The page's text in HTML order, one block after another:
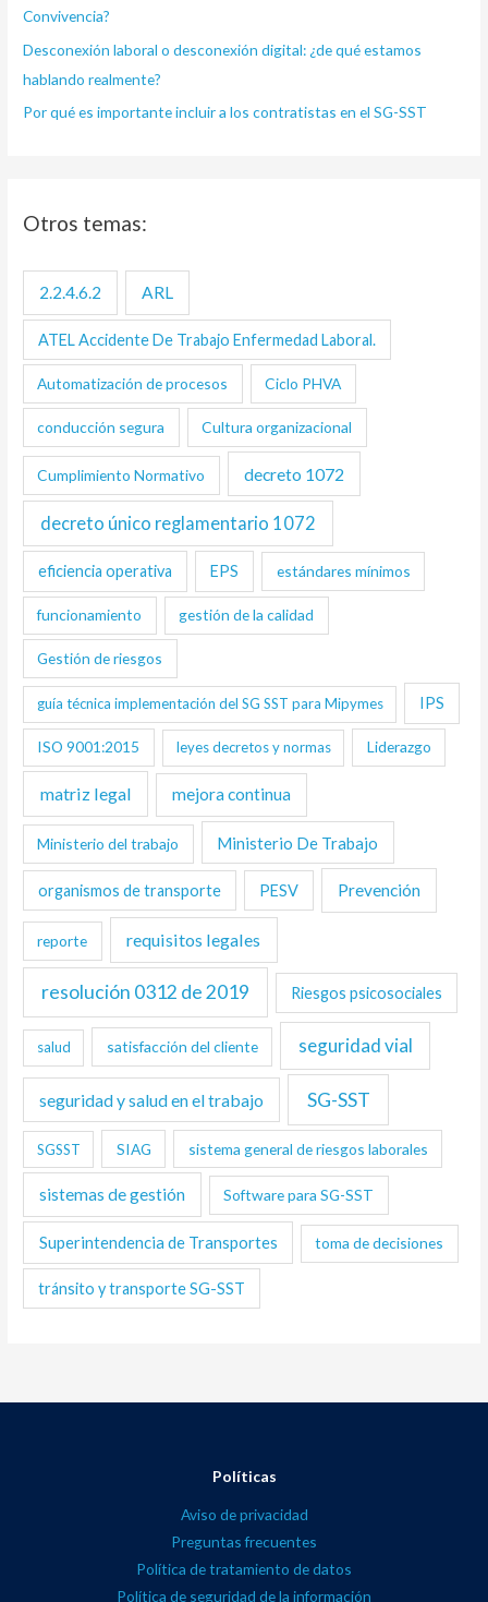
:Convivencia?
Desconexión laboral o desconexión digital: ¿de qué estamos
hablando realmente?
Por qué es importante incluir a los contratistas en el SG-SST
Otros temas:
2.2.4.6.2 ARL
ATEL Accidente De Trabajo Enfermedad Laboral.
Automatización de procesos Ciclo PHVA
conducción segura Cultura organizacional
Cumplimiento Normativo decreto 1072
decreto único reglamentario 1072
eficiencia operativa EPS estándares mínimos
funcionamiento gestión de la calidad
Gestión de riesgos
guía técnica implementación del SG SST para Mipymes IPS
ISO 9001:2015 leyes decretos y normas Liderazgo
matriz legal mejora continua
Ministerio del trabajo Ministerio De Trabajo
organismos de transporte PESV Prevención
reporte requisitos legales
resolución 0312 de 2019 Riesgos psicosociales
salud satisfacción del cliente seguridad vial
seguridad y salud en el trabajo SG-SST
SGSST SIAG sistema general de riesgos laborales
sistemas de gestión Software para SG-SST
Superintendencia de Transportes toma de decisiones
tránsito y transporte SG-SST
Políticas
Aviso de privacidad
Preguntas frecuentes
Política de tratamiento de datos
Política de seguridad de la información